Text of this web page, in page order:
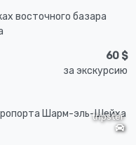
восточного базара
60 $
за экскурсию
tripster